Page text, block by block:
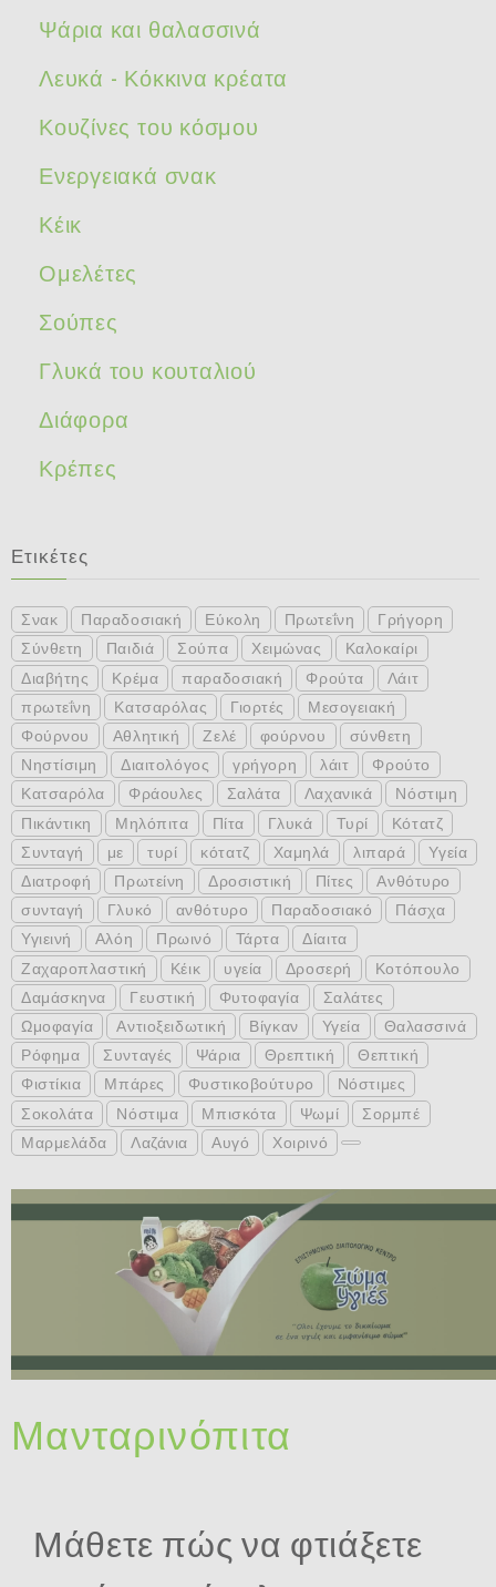
Ψάρια και θαλασσινά
Λευκά - Κόκκινα κρέατα
Κουζίνες του κόσμου
Ενεργειακά σνακ
Κέικ
Ομελέτες
Σούπες
Γλυκά του κουταλιού
Διάφορα
Κρέπες
Ετικέτες
Σνακ Παραδοσιακή Εύκολη Πρωτεΐνη
Γρήγορη
Σύνθετη
Παιδιά Σούπα Χειμώνας
Καλοκαίρι
Διαβήτης
Κρέμα παραδοσιακή Φρούτα
Λάιτ
πρωτεΐνη
Κατσαρόλας Γιορτές
Μεσογειακή
Φούρνου
Αθλητική Ζελέ φούρνου
σύνθετη
Νηστίσιμη
Διαιτολόγος γρήγορη λάιτ
Φρούτο
Κατσαρόλα
Φράουλες Σαλάτα Λαχανικά
Νόστιμη
Πικάντικη
Μηλόπιτα Πίτα Γλυκά Τυρί
Κότατζ
Συνταγή
με τυρί κότατζ Χαμηλά λιπαρά
Υγεία
Διατροφή
Πρωτείνη Δροσιστική Πίτες
Ανθότυρο
συνταγή
Γλυκό ανθότυρο Παραδοσιακό
Πάσχα
Υγιεινή
Αλόη Πρωινό Τάρτα
Δίαιτα
Ζαχαροπλαστική
Κέικ υγεία Δροσερή
Κοτόπουλο
Δαμάσκηνα
Γευστική Φυτοφαγία
Σαλάτες
Ωμοφαγία
Αντιοξειδωτική Βίγκαν Υγεία
Θαλασσινά
Ρόφημα
Συνταγές Ψάρια Θρεπτική
Θεπτική
Φιστίκια
Μπάρες Φυστικοβούτυρο
Νόστιμες
Σοκολάτα
Νόστιμα Μπισκότα Ψωμί
Σορμπέ
Μαρμελάδα
Λαζάνια Αυγό Χοιρινό
Μανταρινόπιτα
Μάθετε πώς να φτιάξετε